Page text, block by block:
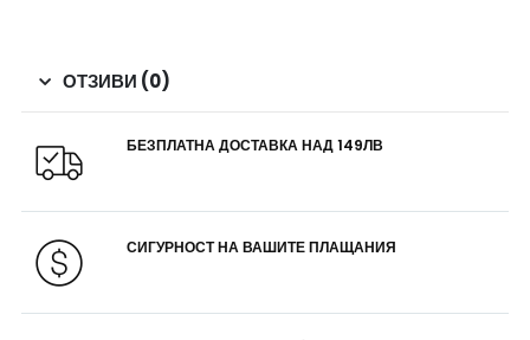
ОТЗИВИ (0)
БЕЗПЛАТНА ДОСТАВКА НАД 149ЛВ
СИГУРНОСТ НА ВАШИТЕ ПЛАЩАНИЯ